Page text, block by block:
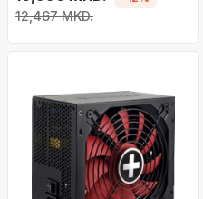
12,467 MKD.